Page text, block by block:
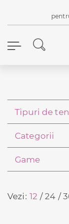
Tipuri de ten
Categorii
Game
Vezi: 12 24